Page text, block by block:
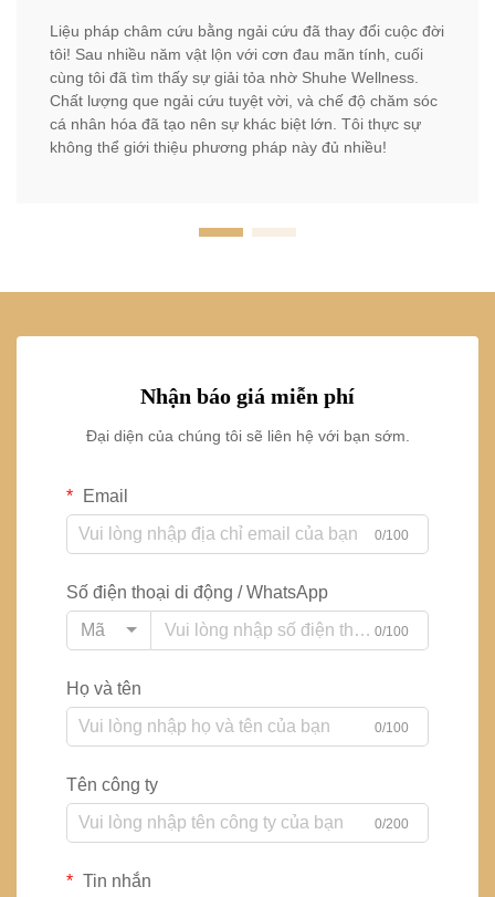
Liệu pháp châm cứu bằng ngải cứu đã thay đổi cuộc đời
tôi! Sau nhiều năm vật lộn với cơn đau mãn tính, cuối
cùng tôi đã tìm thấy sự giải tỏa nhờ Shuhe Wellness.
Chất lượng que ngải cứu tuyệt vời, và chế độ chăm sóc
cá nhân hóa đã tạo nên sự khác biệt lớn. Tôi thực sự
không thể giới thiệu phương pháp này đủ nhiều!
Nhận báo giá miễn phí
Đại diện của chúng tôi sẽ liên hệ với bạn sớm.
Email
0/100
Số điện thoại di động / WhatsApp
Mã
0/100
Họ và tên
0/100
Tên công ty
0/200
Tin nhắn